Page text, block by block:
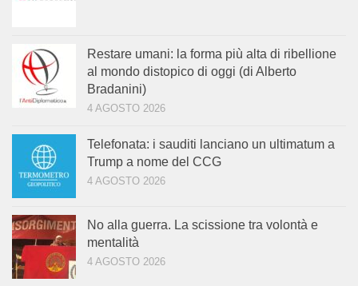
Restare umani: la forma più alta di ribellione
al mondo distopico di oggi (di Alberto
Bradanini)
4 AGOSTO 2026
Telefonata: i sauditi lanciano un ultimatum a
Trump a nome del CCG
4 AGOSTO 2026
No alla guerra. La scissione tra volontà e
mentalità
4 AGOSTO 2026